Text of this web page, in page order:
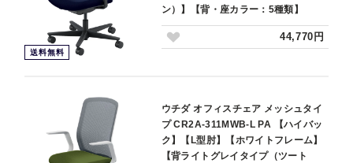
送料無料
ン）】【背・座カラー：5種類】
44,770円
ウチダ オフィスチェア メッシュタイ
プ CR2A-311MWB-L PA 【ハイバッ
ク】【L型肘】【ホワイトフレーム】
【背ライトグレイタイプ（ツート